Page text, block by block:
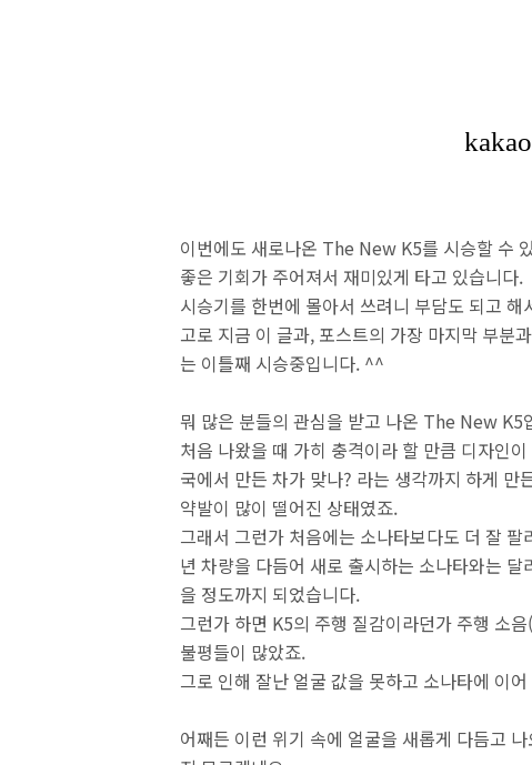
이번에도 새로나온 The New K5를 시승할 수
좋은 기회가 주어져서 재미있게 타고 있습니다.
시승기를 한번에 몰아서 쓰려니 부담도 되고
고로 지금 이 글과, 포스트의 가장 마지막 부분
는 이틀째 시승중입니다. ^^
뭐 많은 분들의 관심을 받고 나온 The New K5
처음 나왔을 때 가히 충격이라 할 만큼 디자인
국에서 만든 차가 맞나? 라는 생각까지 하게
약발이 많이 떨어진 상태였죠.
그래서 그런가 처음에는 소나타보다도 더 잘
년 차량을 다듬어 새로 출시하는 소나타와는
을 정도까지 되었습니다.
그런가 하면 K5의 주행 질감이라던가 주행 소
불평들이 많았죠.
그로 인해 잘난 얼굴 값을 못하고 소나타에 이
어째든 이런 위기 속에 얼굴을 새롭게 다듬고